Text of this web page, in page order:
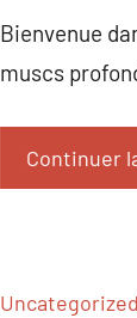
Bienvenue
muscs
Continuer
Uncategorized